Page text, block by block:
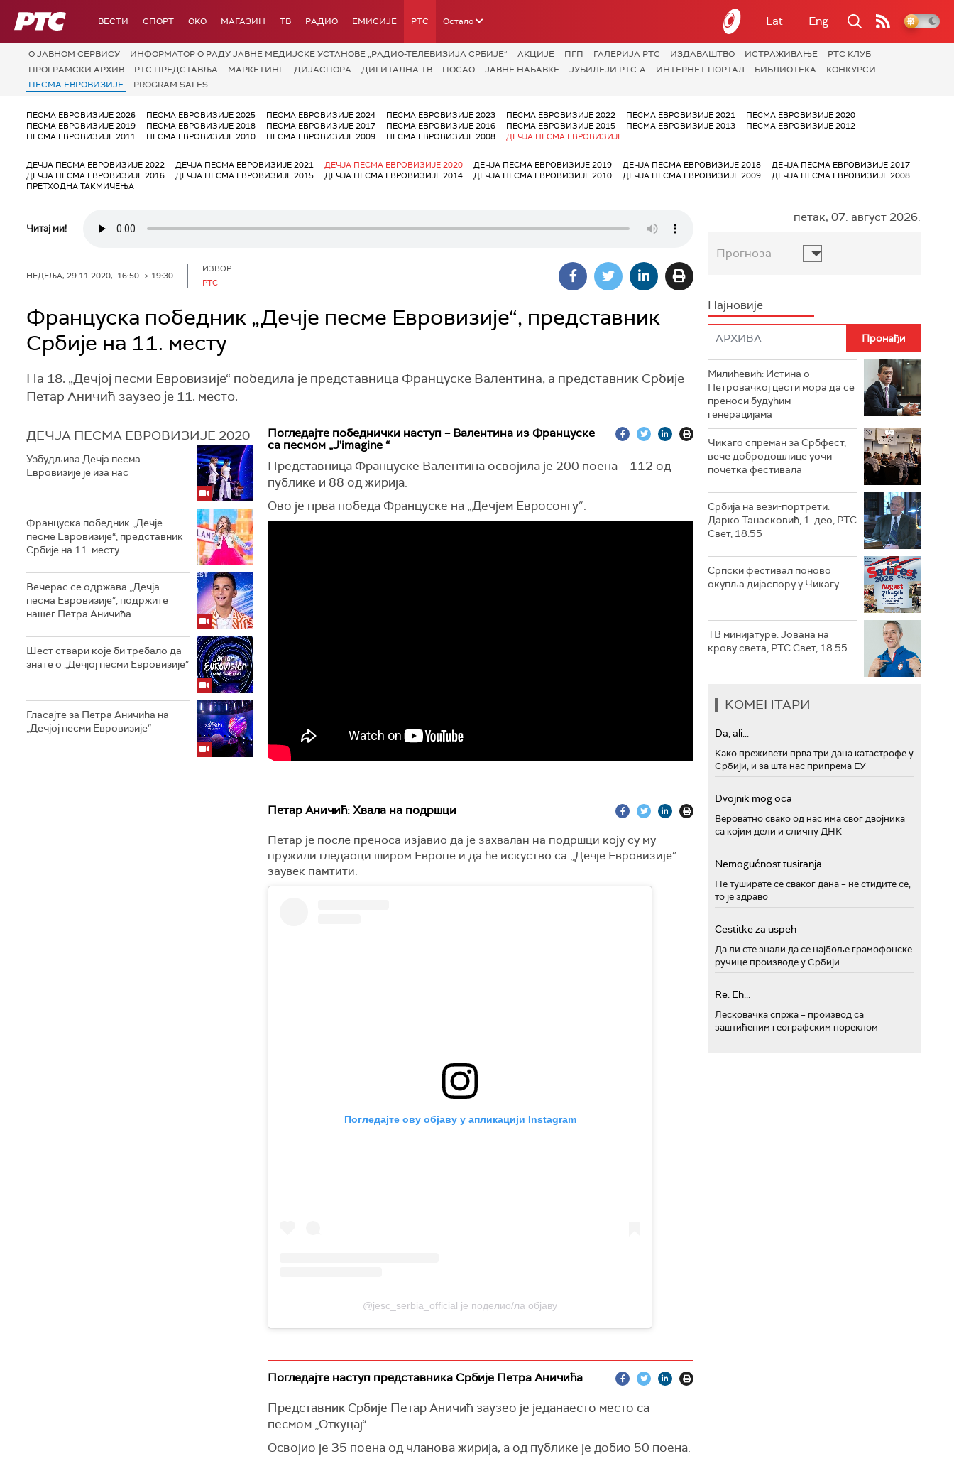
РТС ВЕСТИ СПОРТ OKO МАГАЗИН ТВ РАДИО ЕМИСИЈЕ РТС Остало Lat Eng
О JАВНОМ СЕРВИСУ ИНФОРМАТОР О РАДУ ЈАВНЕ МЕДИЈСКЕ УСТАНОВЕ „РАДИО-ТЕЛЕВИЗИЈА СРБИЈЕ“ АКЦИЈЕ ПГП ГАЛЕРИЈА РТС ИЗДАВАШТВО ИСТРАЖИВАЊЕ
РТС КЛУБ
ПРОГРАМСКИ АРХИВ
РТС ПРЕДСТАВЉА МАРКЕТИНГ ДИЈАСПОРА ДИГИТАЛНА ТВ ПОСАО ЈАВНЕ НАБАВКЕ ЈУБИЛЕЈИ РТС-А ИНТЕРНЕТ ПОРТАЛ БИБЛИОТЕКА
КОНКУРСИ
ПЕСМА ЕВРОВИЗИЈЕ
PROGRAM SALES
ПЕСМА ЕВРОВИЗИЈЕ 2026 ПЕСМА ЕВРОВИЗИЈЕ 2025 ПЕСМА ЕВРОВИЗИЈЕ 2024 ПЕСМА ЕВРОВИЗИЈЕ 2023 ПЕСМА ЕВРОВИЗИЈЕ 2022 ПЕСМА ЕВРОВИЗИЈЕ 2021
ПЕСМА ЕВРОВИЗИЈЕ 2020
ПЕСМА ЕВРОВИЗИЈЕ 2019
ПЕСМА ЕВРОВИЗИЈЕ 2018 ПЕСМА ЕВРОВИЗИЈЕ 2017 ПЕСМА ЕВРОВИЗИЈЕ 2016 ПЕСМА ЕВРОВИЗИЈЕ 2015 ПЕСМА ЕВРОВИЗИЈЕ 2013
ПЕСМА ЕВРОВИЗИЈЕ 2012
ПЕСМА ЕВРОВИЗИЈЕ 2011
ПЕСМА ЕВРОВИЗИЈЕ 2010 ПЕСМА ЕВРОВИЗИЈЕ 2009 ПЕСМА ЕВРОВИЗИЈЕ 2008 ДЕЧЈА ПЕСМА ЕВРОВИЗИЈЕ
ДЕЧЈА ПЕСМА ЕВРОВИЗИЈЕ 2022 ДЕЧЈА ПЕСМА ЕВРОВИЗИЈЕ 2021 ДЕЧЈА ПЕСМА ЕВРОВИЗИЈЕ 2020 ДЕЧЈА ПЕСМА ЕВРОВИЗИЈЕ 2019 ДЕЧЈА ПЕСМА ЕВРОВИЗИЈЕ 2018
ДЕЧЈА ПЕСМА ЕВРОВИЗИЈЕ 2017
ДЕЧЈА ПЕСМА ЕВРОВИЗИЈЕ 2016
ДЕЧЈА ПЕСМА ЕВРОВИЗИЈЕ 2015 ДЕЧЈА ПЕСМА ЕВРОВИЗИЈЕ 2014 ДЕЧЈА ПЕСМА ЕВРОВИЗИЈЕ 2010 ДЕЧЈА ПЕСМА ЕВРОВИЗИЈЕ 2009
ДЕЧЈА ПЕСМА ЕВРОВИЗИЈЕ 2008
ПРЕТХОДНА ТАКМИЧЕЊА
Читај ми!
НЕДЕЉА, 29.11.2020, 16:50 -> 19:30
ИЗВОР:
РТС
Француска победник „Дечје песме Евровизије“, представник
Србије на 11. месту
На 18. „Дечјој песми Евровизије“ победила је представница Француске Валентина, а представник Србије
Петар Аничић заузео је 11. место.
ДЕЧЈА ПЕСМА ЕВРОВИЗИЈЕ 2020
Узбудљива Дечја песма
Евровизије је иза нас
Француска победник „Дечје
песме Евровизије“, представник
Србије на 11. месту
Вечерас се одржава „Дечја
песма Евровизије“, подржите
нашег Петра Аничића
Шест ствари које би требало да
знате о „Дечјој песми Евровизије“
Гласајте за Петра Аничића на
„Дечјој песми Евровизије“
Погледајте победнички наступ – Валентина из Француске
са песмом „J'imagine “
Представница Француске Валентина освојила је 200 поена – 112 од
публике и 88 од жирија.
Ово је прва победа Француске на „Дечјем Евросонгу“.
Петар Аничић: Хвала на подршци
Петар је после преноса изјавио да је захвалан на подршци коју су му
пружили гледаоци широм Европе и да ће искуство са „Дечје Евровизије“
заувек памтити.
Погледајте ову објаву у апликацији Instagram
@jesc_serbia_official је поделио/ла објаву
Погледајте наступ представника Србије Петра Аничића
Представник Србије Петар Аничић заузео је једанаесто место са
песмом „Откуцај“.
Освојио је 35 поена од чланова жирија, а од публике је добио 50 поена.
петак, 07. август 2026.
Прогноза
Најновије
Милићевић: Истина о
Петровачкој цести мора да се
преноси будућим
генерацијама
Чикаго спреман за Србфест,
вече добродошлице уочи
почетка фестивала
Србија на вези-портрети:
Дарко Танасковић, 1. део, РТС
Свет, 18.55
Српски фестивал поново
окупља дијаспору у Чикагу
ТВ минијатуре: Јована на
крову света, РТС Свет, 18.55
КОМЕНТАРИ
Da, ali...
Како преживети прва три дана катастрофе у
Србији, и за шта нас припрема ЕУ
Dvojnik mog oca
Вероватно свако од нас има свог двојника
са којим дели и сличну ДНК
Nemogućnost tusiranja
Не туширате се сваког дана – не стидите се,
то је здраво
Cestitke za uspeh
Да ли сте знали да се најбоље грамофонске
ручице производе у Србији
Re: Eh...
Лесковачка спржа – производ са
заштићеним географским пореклом